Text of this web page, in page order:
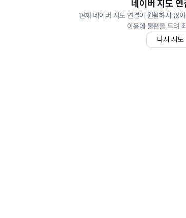
네이버 지도 연
현재 네이버 지도 연결이 원활하지 않
이용에 불편을 드려
다시 시도